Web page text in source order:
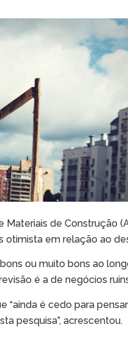
Materiais de
otimista em relação ao
ou muito bons ao
é a de negócios
é cedo para
pesquisa”, acrescentou.